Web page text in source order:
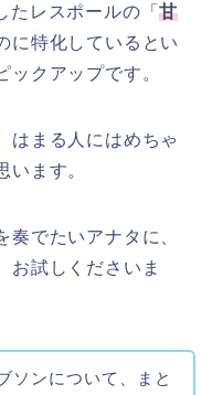
たレスポールの「甘
に特化しているとい
ックアップです。
はまる人にはめちゃ
います。
奏でたいアナタに、
お試しくださいま
ソンについて、まと